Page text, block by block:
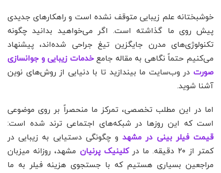
خوشبختانه علم زیبایی متوقف نشده است و راهکارهای جدیدی
پیش روی ما گذاشته است. اگر می‌خواهید بدانید چگونه
تکنولوژی‌های مدرن جایگزین تیغ جراحی شده‌اند، پیشنهاد
می‌کنیم حتماً نگاهی به مقاله جامعخدمات زیبایی و جوانسازی
صورت در وب‌سایت ما بیندازید تا با دنیایی از روش‌های نوین
آشنا شوید.
اما در این مطلب تخصصی، تمرکز ما منحصراً بر روی موضوعی
است که این روزها در شبکه‌های اجتماعی ترند شده است:
قیمت فیلر بینی در مشهدو چگونگی دستیابی به زیبایی در
کمتر از ۲۰ دقیقه. ما در
کلینیک پرنیان مشهد، روزانه میزبان
مراجعین بسیاری هستیم که با جستجوی هزینه فیلر به ما